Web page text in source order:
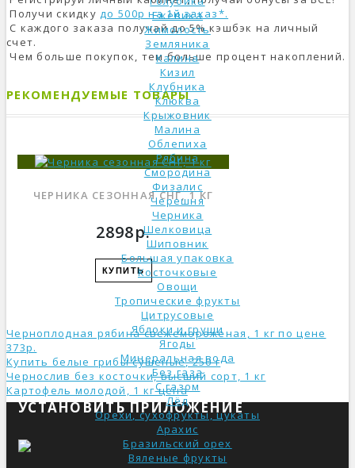
Ежевика
Жимолость
Земляника
Калина
Кизил
Клубника
Клюква
Крыжовник
Малина
Облепиха
Рябина
Смородина
Физалис
Черешня
Черника
Шелковица
Шиповник
Большая упаковка
Косточковые
Овощи
Тропические фрукты
Цитрусовые
Яблоки и груши
Ягоды
Минеральная вода
Без газа
С газом
Лёд
Орехи, сухофрукты, цукаты
Арахис
Бразильский орех
Вяленые фрукты
Получи скидкудо 500р на 1й заказ*.
С каждого заказа получай до 5% кэшбэк на личный
счет.
Чем больше покупок, тем больше процент накоплений.
РЕКОМЕНДУЕМЫЕ ТОВАРЫ
ЧЕРНИКА СЕЗОННАЯ СНГ, 1 КГ
2898р.
КУПИТЬ
Черноплодная рябина свежемороженая, 1 кг по цене
373р.
Купить белые грибы сушеные, 250 г
Чернослив без косточки, высший сорт, 1 кг
Картофель молодой, 1 кг ценa
УСТАНОВИТЬ ПРИЛОЖЕНИЕ